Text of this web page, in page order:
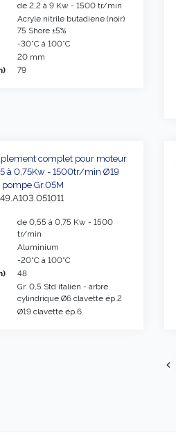
de 2,2 à 9 Kw - 1500 tr/min
Acryle nitrile butadiene (noir)
75 Shore ±5%
-30°C à 100°C
20 mm
79
complet pour moteur
à 0,75Kw - 1500tr/min Ø19
pompe Gr.05M
de 0,55 à 0,75 Kw - 1500
tr/min
Aluminium
-20°C à 100°C
48
Gr. 0,5 Std italien - arbre
cylindrique Ø6 clavette ép.2
Ø19 clavette ép.6
chevron_left